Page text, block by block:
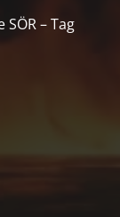
– Tag